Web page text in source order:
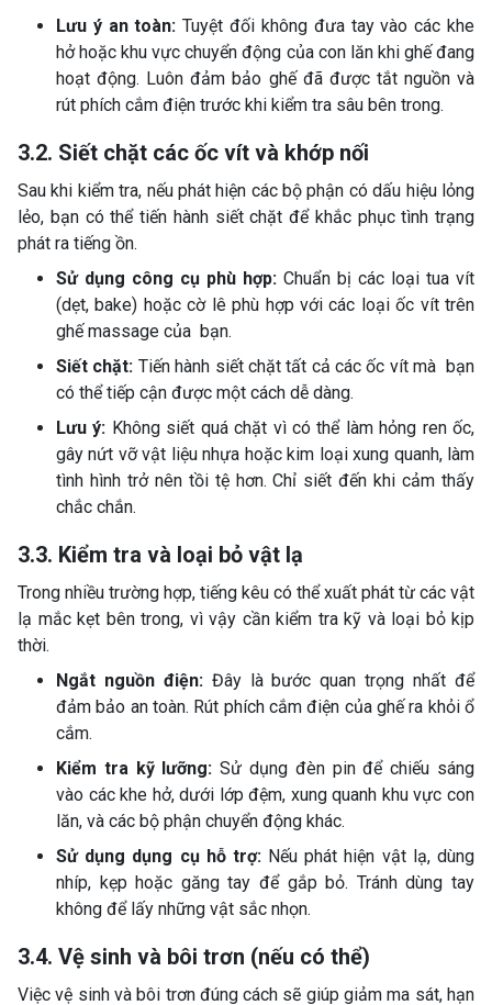
Lưu ý an toàn: Tuyệt đối không đưa tay vào các khe
hở hoặc khu vực chuyển động của con lăn khi ghế đang
hoạt động. Luôn đảm bảo ghế đã được tắt nguồn và
rút phích cắm điện trước khi kiểm tra sâu bên trong.
3.2. Siết chặt các ốc vít và khớp nối
Sau khi kiểm tra, nếu phát hiện các bộ phận có dấu hiệu lỏng
lẻo, bạn có thể tiến hành siết chặt để khắc phục tình trạng
phát ra tiếng ồn.
Sử dụng công cụ phù hợp: Chuẩn bị các loại tua vít
(dẹt, bake) hoặc cờ lê phù hợp với các loại ốc vít trên
ghế massage của bạn.
Siết chặt: Tiến hành siết chặt tất cả các ốc vít mà bạn
có thể tiếp cận được một cách dễ dàng.
Lưu ý: Không siết quá chặt vì có thể làm hỏng ren ốc,
gây nứt vỡ vật liệu nhựa hoặc kim loại xung quanh, làm
tình hình trở nên tồi tệ hơn. Chỉ siết đến khi cảm thấy
chắc chắn.
3.3. Kiểm tra và loại bỏ vật lạ
Trong nhiều trường hợp, tiếng kêu có thể xuất phát từ các vật
lạ mắc kẹt bên trong, vì vậy cần kiểm tra kỹ và loại bỏ kịp
thời.
Ngắt nguồn điện:Đây là bước quan trọng nhất để
đảm bảo an toàn. Rút phích cắm điện của ghế ra khỏi ổ
cắm.
Kiểm tra kỹ lưỡng: Sử dụng đèn pin để chiếu sáng
vào các khe hở, dưới lớp đệm, xung quanh khu vực con
lăn, và các bộ phận chuyển động khác.
Sử dụng dụng cụ hỗ trợ:Nếu phát hiện vật lạ, dùng
nhíp, kẹp hoặc găng tay để gắp bỏ. Tránh dùng tay
không để lấy những vật sắc nhọn.
3.4. Vệ sinh và bôi trơn (nếu có thể)
Việc vệ sinh và bôi trơn đúng cách sẽ giúp giảm ma sát, hạn